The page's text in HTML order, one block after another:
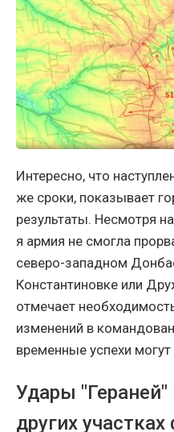
Интересно, что
же сроки, показывает
результаты. Несмотря
я армия не смогла
северо-западном
Константиновке или
отмечает
изменений в
временные успехи могут
Удары
других